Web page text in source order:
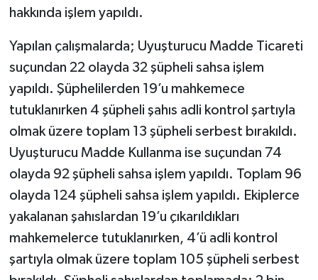
hakkında işlem yapıldı.
Yapılan çalışmalarda; Uyuşturucu Madde Ticareti
suçundan 22 olayda 32 şüpheli sahsa işlem
yapıldı. Şüphelilerden 19’u mahkemece
tutuklanırken 4 şüpheli şahıs adli kontrol şartıyla
olmak üzere toplam 13 şüpheli serbest bırakıldı.
Uyuşturucu Madde Kullanma ise suçundan 74
olayda 92 şüpheli sahsa işlem yapıldı. Toplam 96
olayda 124 şüpheli sahsa işlem yapıldı. Ekiplerce
yakalanan şahıslardan 19’u çıkarıldıkları
mahkemelerce tutuklanırken, 4’ü adli kontrol
şartıyla olmak üzere toplam 105 şüpheli serbest